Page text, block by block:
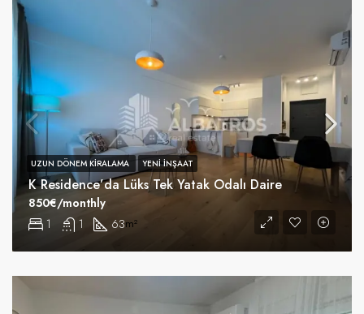
K Residence’da Lüks Tek Yatak Odalı Daire
1 1 63m²
850€/monthly
UZUN DÖNEM KIRALAMA YENI INŞAAT